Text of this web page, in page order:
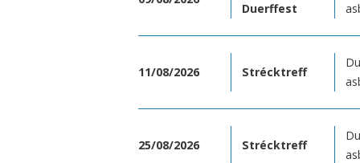
Duerffest
11/08/2026 Strécktreff
25/08/2026 Strécktreff